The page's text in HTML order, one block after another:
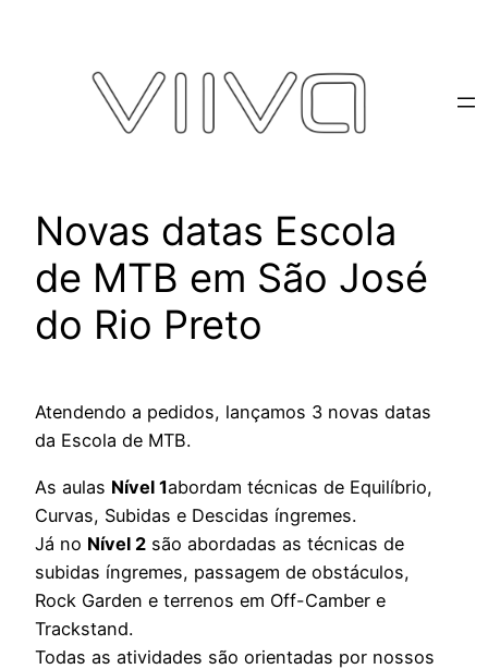
Novas datas Escola
de MTB em São José
do Rio Preto
Atendendo a pedidos, lançamos 3 novas datas
da Escola de MTB.
As aulas Nível 1abordam técnicas de Equilíbrio,
Curvas, Subidas e Descidas íngremes.
Já no Nível 2 são abordadas as técnicas de
subidas íngremes, passagem de obstáculos,
Rock Garden e terrenos em Off-Camber e
Trackstand.
Todas as atividades são orientadas por nossos